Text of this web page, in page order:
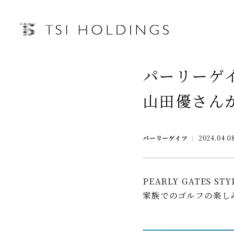
IRトップページ
有価証券報告書・四半期報告書
中期経営計画
第三者IR
パーリーゲ
山田優さん
パーリーゲイツ 2024.04.08
PEARLY GATES
家族でのゴルフの楽し